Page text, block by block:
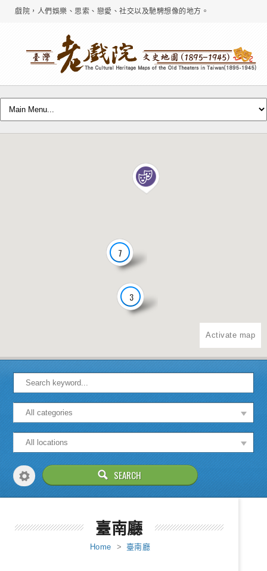
戲院，人們娛樂、思索、戀愛、社交以及馳騁想像的地方。
7
3
Activate map
臺南廳
Home > 臺南廳